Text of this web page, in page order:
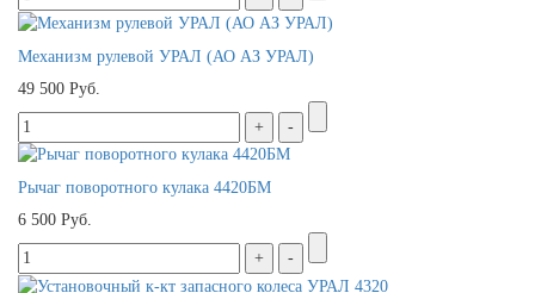
Механизм рулевой УРАЛ (АО АЗ УРАЛ)
49 500 Руб.
Рычаг поворотного кулака 4420БМ
6 500 Руб.